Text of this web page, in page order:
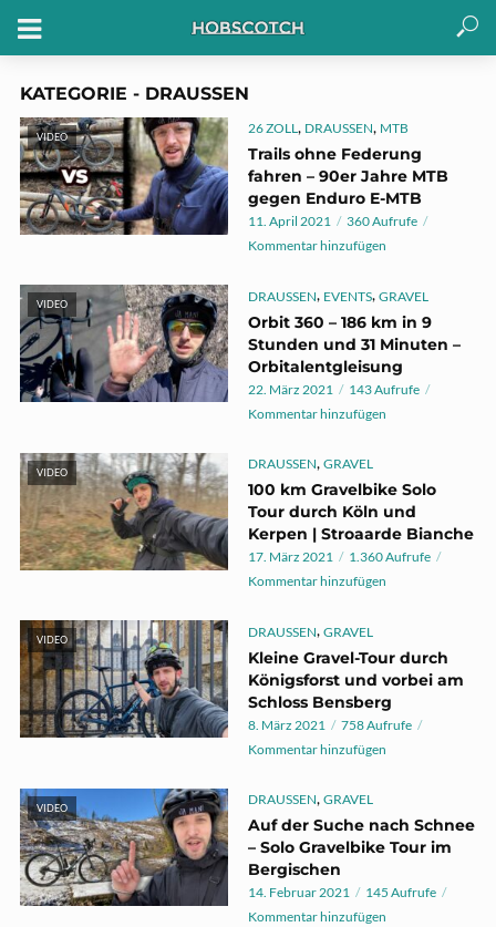
KATEGORIE - DRAUSSEN
VIDEO
26 ZOLL, DRAUSSEN, MTB
Trails ohne Federung
fahren – 90er Jahre MTB
gegen Enduro E-MTB
11. April 2021
360 Aufrufe
Kommentar hinzufügen
VIDEO
DRAUSSEN, EVENTS, GRAVEL
Orbit 360 – 186 km in 9
Stunden und 31 Minuten –
Orbitalentgleisung
22. März 2021
143 Aufrufe
Kommentar hinzufügen
VIDEO
DRAUSSEN, GRAVEL
100 km Gravelbike Solo
Tour durch Köln und
Kerpen | Stroaarde Bianche
17. März 2021
1.360 Aufrufe
Kommentar hinzufügen
VIDEO
DRAUSSEN, GRAVEL
Kleine Gravel-Tour durch
Königsforst und vorbei am
Schloss Bensberg
8. März 2021
758 Aufrufe
Kommentar hinzufügen
VIDEO
DRAUSSEN, GRAVEL
Auf der Suche nach Schnee
– Solo Gravelbike Tour im
Bergischen
14. Februar 2021
145 Aufrufe
Kommentar hinzufügen